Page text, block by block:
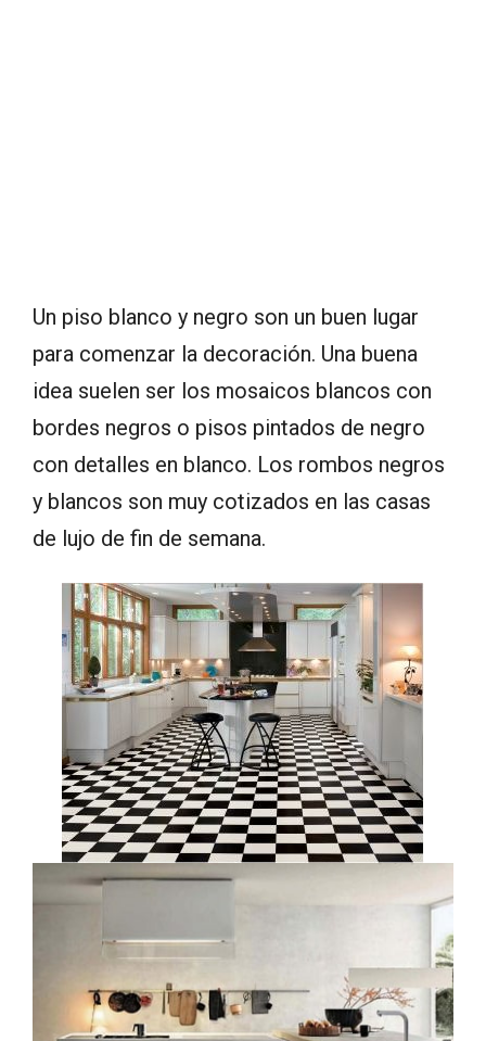
Un piso blanco y negro son un buen lugar
para comenzar la decoración. Una buena
idea suelen ser los mosaicos blancos con
bordes negros o pisos pintados de negro
con detalles en blanco. Los rombos negros
y blancos son muy cotizados en las casas
de lujo de fin de semana.